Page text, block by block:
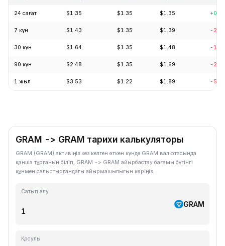
24 сағат $1.35 $1.35 $1.35
7 күн $1.43 $1.35 $1.39 -
30 күн $1.64 $1.35 $1.48 -
90 күн $2.48 $1.35 $1.69 -
1 жыл $3.53 $1.22 $1.89 -
GRAM -> GRAM тарихи калькуляторы
GRAM (GRAM) активіңіз кез келген өткен күнде GRAM валютасында
қанша тұрғанын біліп, GRAM -> GRAM айырбастау бағамы бүгінгі
құнмен салыстырғандағы айырмашылығын көріңіз.
Сатып алу
GRAM
Қосулы